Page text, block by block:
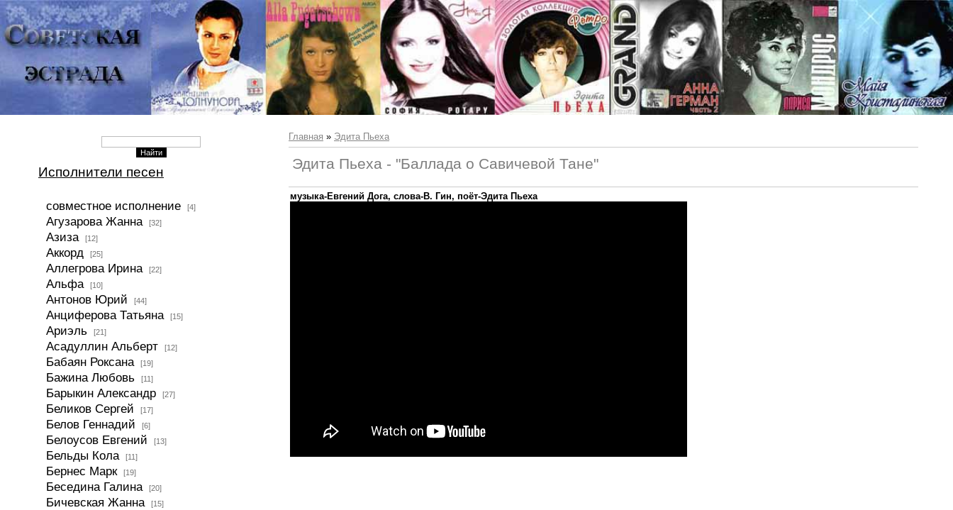
Исполнители песен
совместное исполнение [4]
Агузарова Жанна [32]
Азиза [12]
Аккорд [25]
Аллегрова Ирина [22]
Альфа [10]
Антонов Юрий [44]
Анциферова Татьяна [15]
Ариэль [21]
Асадуллин Альберт [12]
Бабаян Роксана [19]
Бажина Любовь [11]
Барыкин Александр [27]
Беликов Сергей [17]
Белов Геннадий [6]
Белоусов Евгений [13]
Бельды Кола [11]
Бернес Марк [19]
Беседина Галина [20]
Бичевская Жанна [15]
Главная » Эдита Пьеха
Эдита Пьеха - "Баллада о Савичевой Тане"
музыка-Евгений Дога, слова-В. Гин, поёт-Эдита Пьеха